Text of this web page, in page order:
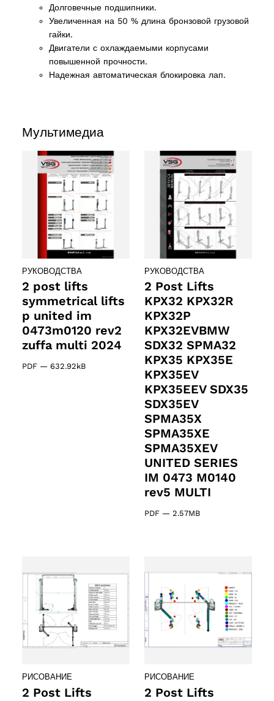
61 products
Долговечные подшипники.
Увеличенная на 50 % длина бронзовой грузовой
гайки.
Двигатели с охлаждаемыми корпусами
повышенной прочности.
Надежная автоматическая блокировка лап.
Мультимедиа
РУКОВОДСТВА
2 post lifts
symmetrical lifts
p united im
0473m0120 rev2
zuffa multi 2024
PDF — 632.92kB
РУКОВОДСТВА
2 Post Lifts
KPX32 KPX32R
KPX32P
KPX32EVBMW
SDX32 SPMA32
KPX35 KPX35E
KPX35EV
KPX35EEV SDX35
SDX35EV
SPMA35X
SPMA35XE
SPMA35XEV
UNITED SERIES
IM 0473 M0140
rev5 MULTI
PDF — 2.57MB
РИСОВАНИЕ
2 Post Lifts
РИСОВАНИЕ
2 Post Lifts